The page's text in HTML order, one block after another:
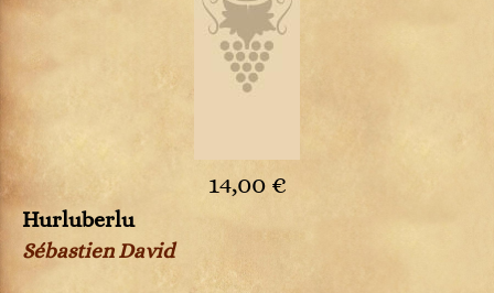
14,00 €
Hurluberlu
Sébastien David